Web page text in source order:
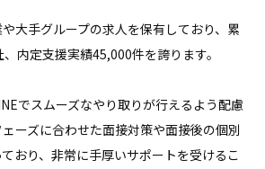
大手グループの求人を保有しており、累
内定支援実績45,000件を誇ります。
でスムーズなやり取りが行えるよう配慮
ーズに合わせた面接対策や面接後の個別
おり、非常に手厚いサポートを受けるこ